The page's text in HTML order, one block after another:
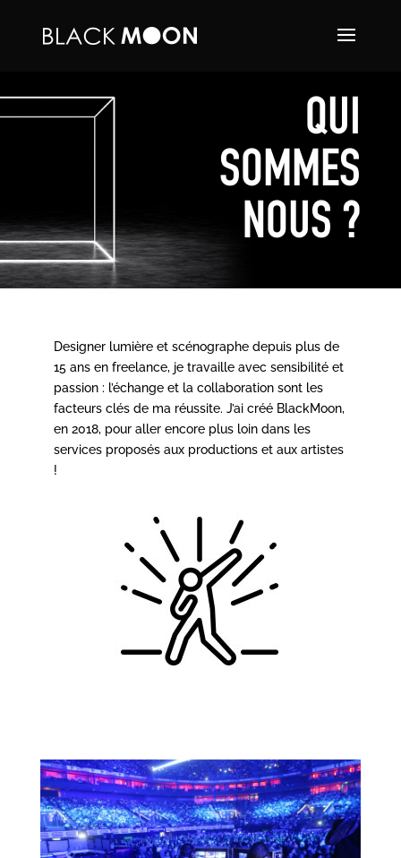
QUI
SOMMES
NOUS ?
Designer lumière et scénographe depuis plus de
15 ans en freelance, je travaille avec sensibilité et
passion : l’échange et la collaboration sont les
facteurs clés de ma réussite. J’ai créé BlackMoon,
en 2018, pour aller encore plus loin dans les
services proposés aux productions et aux artistes
!